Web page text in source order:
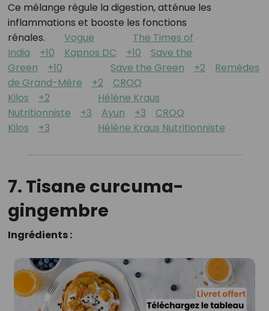
Ce mélange régule la digestion, atténue les
inflammations et booste les fonctions
rénales.
Vogue
The Times of
India
+10 Kapnos DC +10
Save the
Green
+10 Save the Green +2
Remèdes
de Grand-Mère
+2
CROQ
Kilos
+2
Hélène Kraus
Nutritionniste
+3 Ayun +3
CROQ
Kilos
+3 Hélène Kraus Nutritionniste
7. Tisane curcuma-
gingembre
Ingrédients :